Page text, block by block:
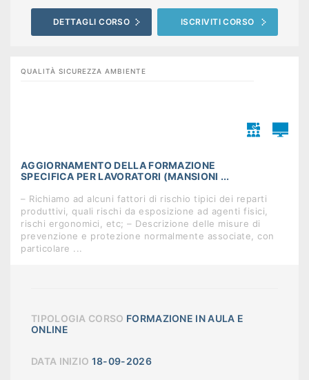
DETTAGLI CORSO ISCRIVITI CORSO
QUALITÀ SICUREZZA AMBIENTE
AGGIORNAMENTO DELLA FORMAZIONE
SPECIFICA PER LAVORATORI (MANSIONI ...
– Richiamo ad alcuni fattori di rischio tipici dei reparti
produttivi, quali rischi da esposizione ad agenti fisici,
rischi ergonomici, etc; – Descrizione delle misure di
prevenzione e protezione normalmente associate, con
particolare ...
TIPOLOGIA CORSO FORMAZIONE IN AULA E
ONLINE
DATA INIZIO 18-09-2026